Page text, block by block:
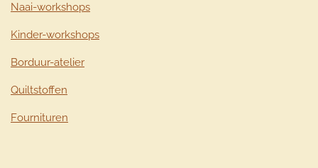
Naai-workshops
Kinder-workshops
Borduur-atelier
Quiltstoffen
Fournituren